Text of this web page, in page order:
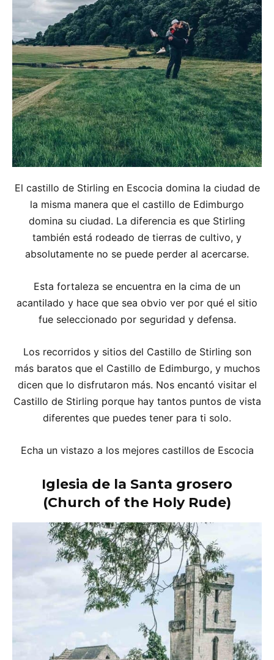
El castillo de Stirling en Escocia domina la ciudad de
la misma manera que el castillo de Edimburgo
domina su ciudad. La diferencia es que Stirling
también está rodeado de tierras de cultivo, y
absolutamente no se puede perder al acercarse.
Esta fortaleza se encuentra en la cima de un
acantilado y hace que sea obvio ver por qué el sitio
fue seleccionado por seguridad y defensa.
Los recorridos y sitios del Castillo de Stirling son
más baratos que el Castillo de Edimburgo, y muchos
dicen que lo disfrutaron más. Nos encantó visitar el
Castillo de Stirling porque hay tantos puntos de vista
diferentes que puedes tener para ti solo.
Echa un vistazo a los mejores castillos de Escocia
Iglesia de la Santa grosero
(Church of the Holy Rude)